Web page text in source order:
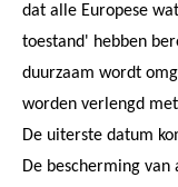
dat alle Europese
toestand' hebben
duurzaam wordt
worden verlengd
De uiterste datum
De bescherming